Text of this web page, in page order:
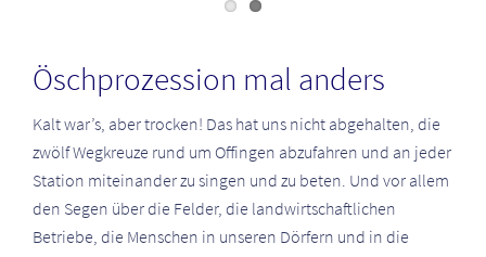
Öschprozession mal anders
Kalt war’s, aber trocken! Das hat uns nicht abgehalten, die
zwölf Wegkreuze rund um Offingen abzufahren und an jeder
Station miteinander zu singen und zu beten. Und vor allem
den Segen über die Felder, die landwirtschaftlichen
Betriebe, die Menschen in unseren Dörfern und in die